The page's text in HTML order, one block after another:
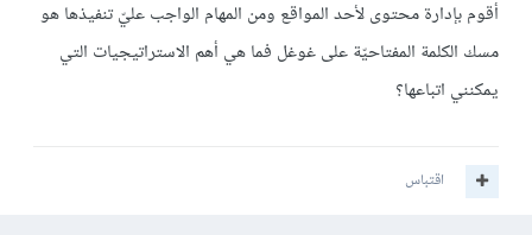
أقوم بإدارة محتوى لأحد المواقع ومن المهام الواجب عليّ تنفيذها هو
مسك الكلمة المفتاحيّة على غوغل فما هي أهم الاستراتيجيات التي
يمكنني اتباعها؟
اقتباس